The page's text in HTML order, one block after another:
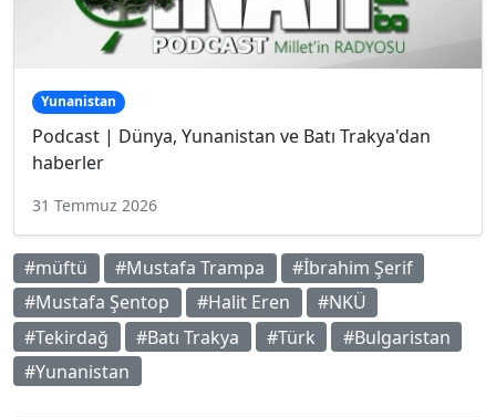
Yunanistan
Podcast | Dünya, Yunanistan ve Batı Trakya'dan
haberler
31 Temmuz 2026
#müftü #Mustafa Trampa
#İbrahim Şerif
#Mustafa Şentop
#Halit Eren
#NKÜ
#Tekirdağ
#Batı Trakya #Türk
#Bulgaristan
#Yunanistan